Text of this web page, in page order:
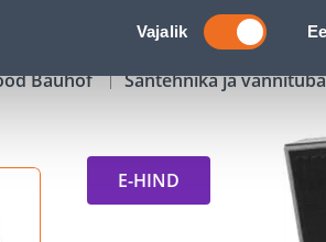
Nõusoleku
valik
Vajalik
KAMPAANIAD
Bauhof Santehnika ja
E-HIND